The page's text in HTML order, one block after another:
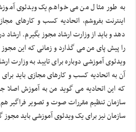
به طور مثال من می خواهم یک ویدئوی
اینترنت بفروشم، اتحادیه کسب و کارهای
دهد و باید از وزارت ارشاد مجوز بگیرم. ارشاد
را پیش پای من می گذارد و زمانی که این
ویدئوی آموزشی دوباره برای تایید به وزارت
آن به اتحادیه کسب و کارهای مجازی باید
که این اتحادیه می گوید من به آموزش
سازمان تنظیم مقررات صوت و تصویر فراگیر
سازمان نیز برای یک ویدئوی آموزشی باید